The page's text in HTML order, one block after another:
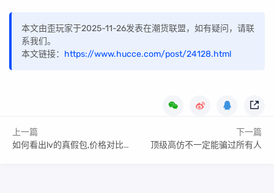
本文由歪玩家于2025-11-26发表在潮货联盟，如有疑问，请联
系我们。
本文链接： https://www.hucce.com/post/24128.html
上一篇
如何看出lv的真假包,价格对比参考
下一篇
顶级高仿不一定能骗过所有人